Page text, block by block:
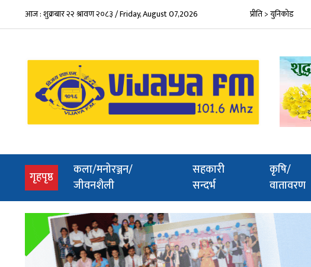
आज : शुक्रबार २२ श्रावण २०८३ / Friday, August 07,2026 प्रीति > युनिकोड
गृहपृष्ठ(current)कला/मनोरञ्जन/
जीवनशैली
सहकारी
सन्दर्भ
कृषि/
वातावरण